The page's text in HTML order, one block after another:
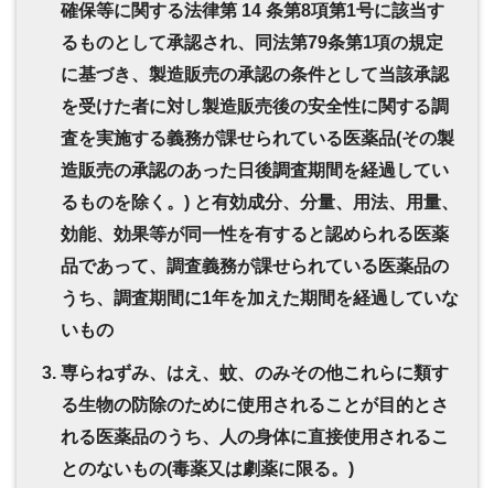
確保等に関する法律第 14 条第8項第1号に該当す
るものとして承認され、同法第79条第1項の規定
に基づき、製造販売の承認の条件として当該承認
を受けた者に対し製造販売後の安全性に関する調
査を実施する義務が課せられている医薬品(その製
造販売の承認のあった日後調査期間を経過してい
るものを除く。) と有効成分、分量、用法、用量、
効能、効果等が同一性を有すると認められる医薬
品であって、調査義務が課せられている医薬品の
うち、調査期間に1年を加えた期間を経過していな
いもの
専らねずみ、はえ、蚊、のみその他これらに類す
る生物の防除のために使用されることが目的とさ
れる医薬品のうち、人の身体に直接使用されるこ
とのないもの(毒薬又は劇薬に限る。)